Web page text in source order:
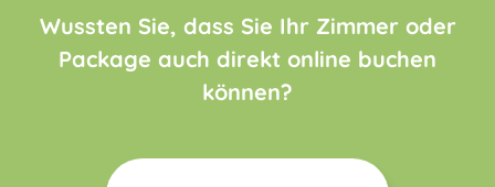
Wussten Sie, dass Sie Ihr Zimmer oder
Package auch direkt online buchen
können?